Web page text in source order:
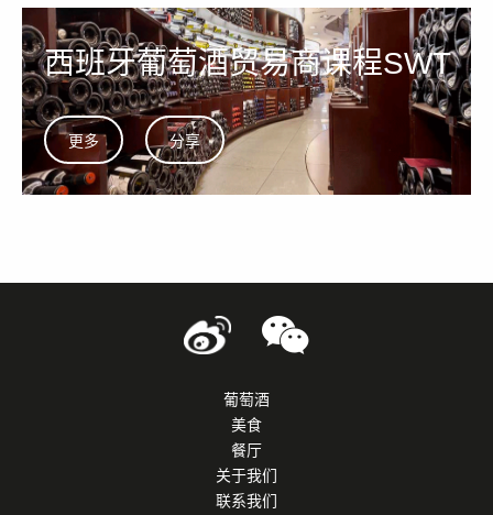
西班牙葡萄酒贸易商课程SWT
更多 分享
葡萄酒
美食
餐厅
关于我们
联系我们